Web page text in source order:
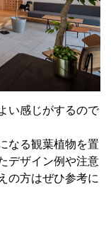
い感じがするので
なる観葉植物を置
デザイン例や注意
の方はぜひ参考に